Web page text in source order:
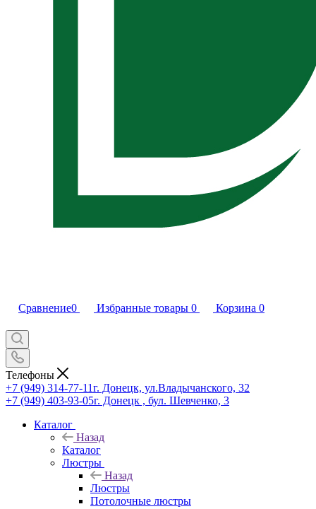
Сравнение0 Избранные товары 0 Корзина 0
Телефоны
+7 (949) 314-77-11г. Донецк, ул.Владычанского, 32
+7 (949) 403-93-05г. Донецк , бул. Шевченко, 3
Каталог
Назад
Каталог
Люстры
Назад
Люстры
Потолочные люстры